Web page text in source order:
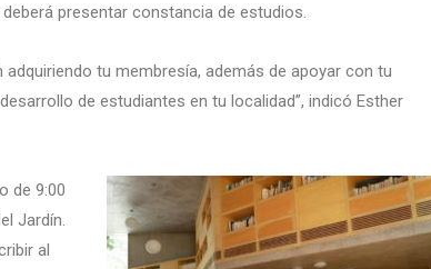
presentar constancia de estudios.
tu membresía, además de apoyar con tu
de estudiantes en tu localidad”, indicó Esther
de 9:00
Jardín.
al